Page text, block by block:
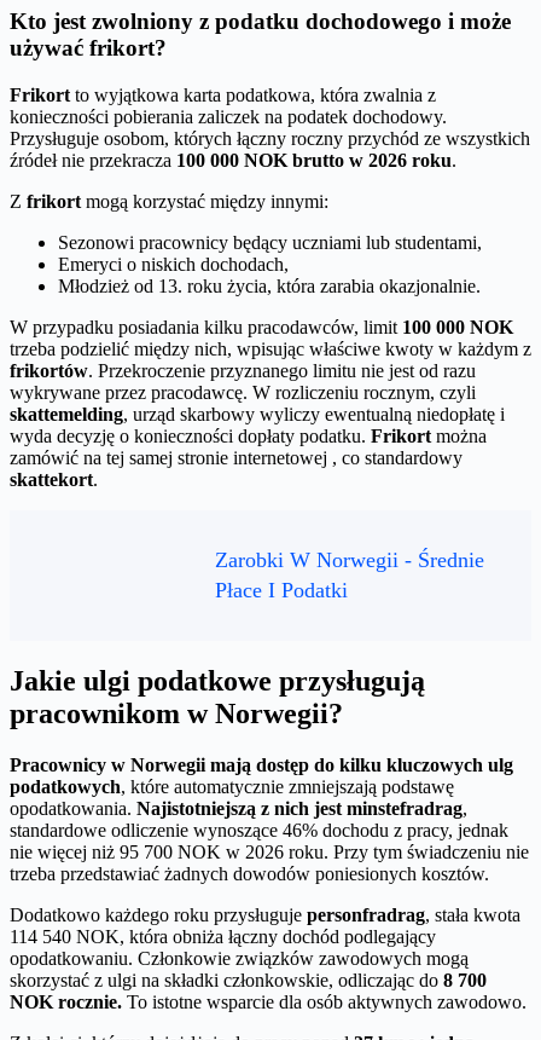
Kto jest zwolniony z podatku dochodowego i może
używać frikort?
Frikort to wyjątkowa karta podatkowa, która zwalnia z
konieczności pobierania zaliczek na podatek dochodowy.
Przysługuje osobom, których łączny roczny przychód ze wszystkich
źródeł nie przekracza 100 000 NOK brutto w 2026 roku.
Z frikort mogą korzystać między innymi:
Sezonowi pracownicy będący uczniami lub studentami,
Emeryci o niskich dochodach,
Młodzież od 13. roku życia, która zarabia okazjonalnie.
W przypadku posiadania kilku pracodawców, limit 100 000 NOK
trzeba podzielić między nich, wpisując właściwe kwoty w każdym z
frikortów. Przekroczenie przyznanego limitu nie jest od razu
wykrywane przez pracodawcę. W rozliczeniu rocznym, czyli
skattemelding, urząd skarbowy wyliczy ewentualną niedopłatę i
wyda decyzję o konieczności dopłaty podatku. Frikort można
zamówić na tej samej stronie internetowej , co standardowy
skattekort.
Zarobki W Norwegii - Średnie
Płace I Podatki
Jakie ulgi podatkowe przysługują
pracownikom w Norwegii?
Pracownicy w Norwegii mają dostęp do kilku kluczowych ulg
podatkowych, które automatycznie zmniejszają podstawę
opodatkowania. Najistotniejszą z nich jest minstefradrag,
standardowe odliczenie wynoszące 46% dochodu z pracy, jednak
nie więcej niż 95 700 NOK w 2026 roku. Przy tym świadczeniu nie
trzeba przedstawiać żadnych dowodów poniesionych kosztów.
Dodatkowo każdego roku przysługuje personfradrag, stała kwota
114 540 NOK, która obniża łączny dochód podlegający
opodatkowaniu. Członkowie związków zawodowych mogą
skorzystać z ulgi na składki członkowskie, odliczając do 8 700
NOK rocznie. To istotne wsparcie dla osób aktywnych zawodowo.